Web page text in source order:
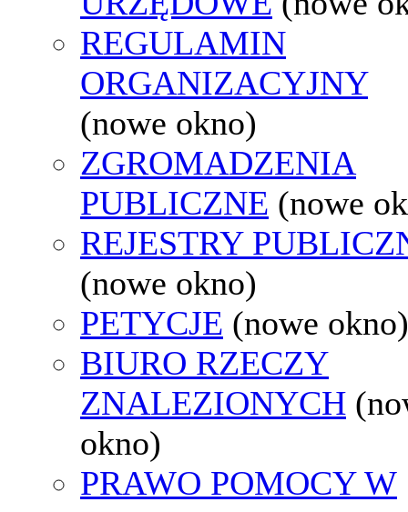
REGULAMIN
ORGANIZACYJNY
(nowe okno)
ZGROMADZENIA
PUBLICZNE (nowe
REJESTRY
(nowe okno)
PETYCJE (nowe okno)
BIURO RZECZY
ZNALEZIONYCH
okno)
PRAWO POMOCY W